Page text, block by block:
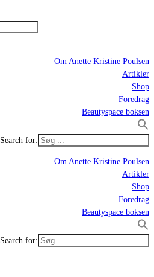
Om Anette Kristine Poulsen
Artikler
Shop
Foredrag
Beautyspace boksen
Search for:
Om Anette Kristine Poulsen
Artikler
Shop
Foredrag
Beautyspace boksen
Search for: